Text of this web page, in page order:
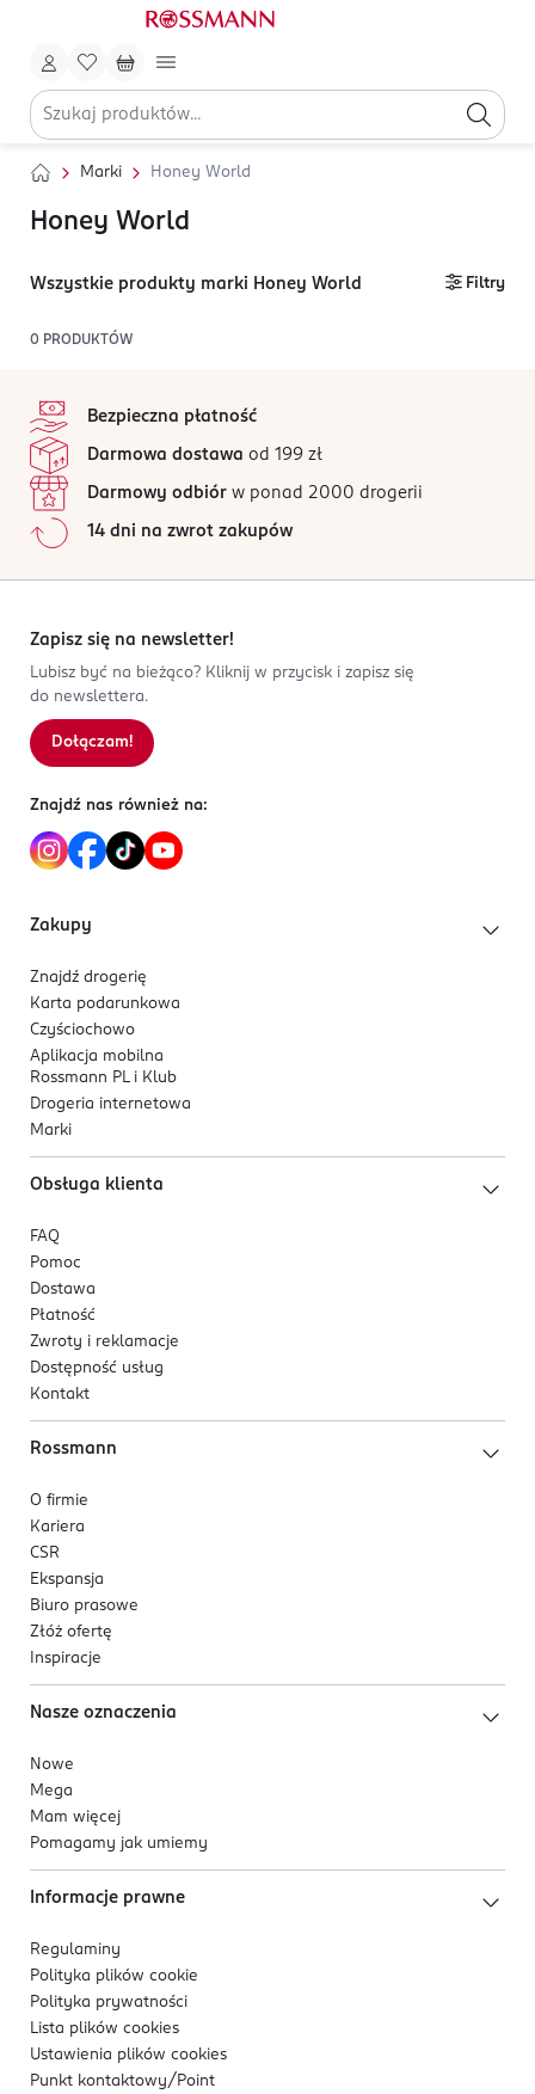
Marki Honey World
Honey World
Wszystkie produkty marki Honey World Filtry
0 PRODUKTÓW
Bezpieczna płatność
Darmowa dostawa od 199 zł
Darmowy odbiór w ponad 2000 drogerii
14 dni na zwrot zakupów
Zapisz się na newsletter!
Lubisz być na bieżąco? Kliknij w przycisk i zapisz się
do newslettera.
Dołączam!
Znajdź nas również na:
Zakupy
Znajdź drogerię
Karta podarunkowa
Czyściochowo
Aplikacja mobilna
Rossmann PL i Klub
Drogeria internetowa
Marki
Obsługa klienta
FAQ
Pomoc
Dostawa
Płatność
Zwroty i reklamacje
Dostępność usług
Kontakt
Rossmann
O firmie
Kariera
CSR
Ekspansja
Biuro prasowe
Złóż ofertę
Inspiracje
Nasze oznaczenia
Nowe
Mega
Mam więcej
Pomagamy jak umiemy
Informacje prawne
Regulaminy
Polityka plików cookie
Polityka prywatności
Lista plików cookies
Ustawienia plików cookies
Punkt kontaktowy/ Point